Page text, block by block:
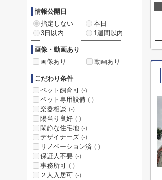
情報公開日
指定しない
本日
3日以内
1週間以内
画像・動画あり
画像あり
動画あり
こだわり条件
ペット飼育可 (-)
ペット専用設備 (-)
楽器相談 (-)
陽当り良好 (-)
閑静な住宅地 (-)
デザイナーズ (-)
リノベーション済 (-)
保証人不要 (-)
事務所可 (-)
２人入居可 (-)